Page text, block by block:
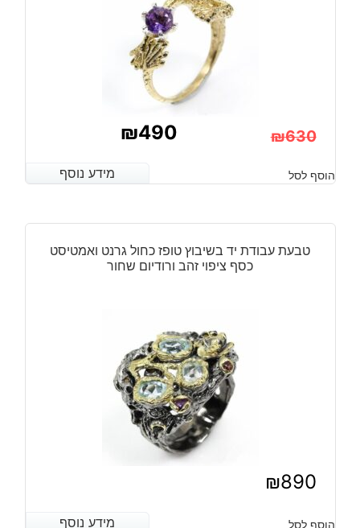
₪630
המקורי
היה:
₪630.
₪490
הנוכחי
הוא:
₪490.
מידע נוסף הוסף לסל מידע נוסף
טבעת עבודת יד בשיבוץ טופז כחול גרנט ואמטיסט
כסף ציפוי זהב ורודיום שחור
₪890
מידע נוסף הוסף לסל מידע נוסף